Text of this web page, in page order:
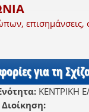
επισημάνσεις,
για τη
ΚΕΝΤΡΙΚΗ